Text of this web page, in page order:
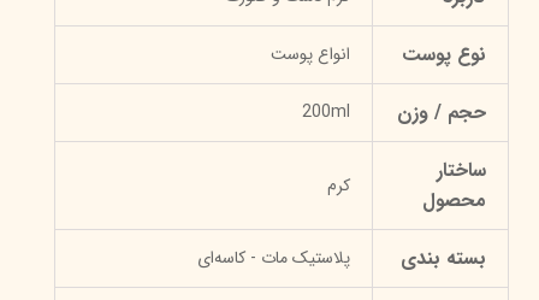
نوع پوست انواع پوست
حجم / وزن 200ml
ساختار
محصول
کرم
بسته بندی پلاستیک مات - کاسه‌ای